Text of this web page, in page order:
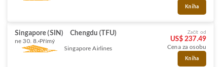
Kniha
Singapore (SIN) Chengdu (TFU)
ne 30. 8. Přímý
Singapore Airlines
Začít od
US$ 237.49
Cena za osobu
Kniha